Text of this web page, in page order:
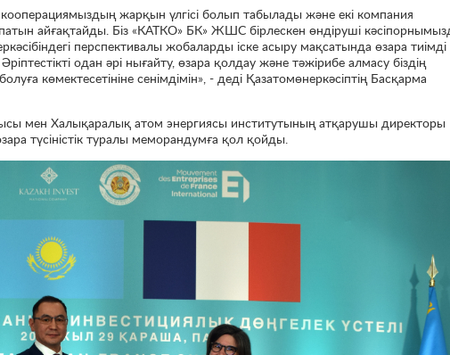
жарқын үлгісі болып табылады және екі компания
айғақтайды. Біз «КАТКО» БК» ЖШС бірлескен өндіруші
перспективалы жобаларды іске асыру мақсатында өзара тиімді
одан әрі нығайту, өзара қолдау және тәжірибе алмасу біздің
көмектесетініне сенімдімін», - деді Қазатомөнеркәсіптің Басқарма
мен Халықаралық атом энергиясы институтының атқарушы директоры
түсіністік туралы меморандумға қол қойды.